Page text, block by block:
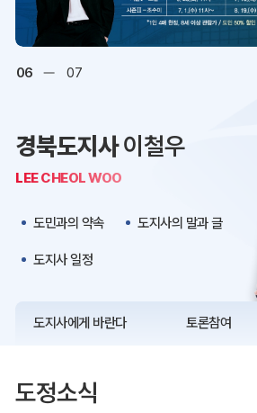
디지털아카이브 문화·
오시는 길
K보듬 6000
정보공개
06 07
경북도지사이철우
LEE CHEOL WOO
도민과의 약속 도지사의 말과 글
도지사 일정
도지사에게 바란다 토론참여
도정소식